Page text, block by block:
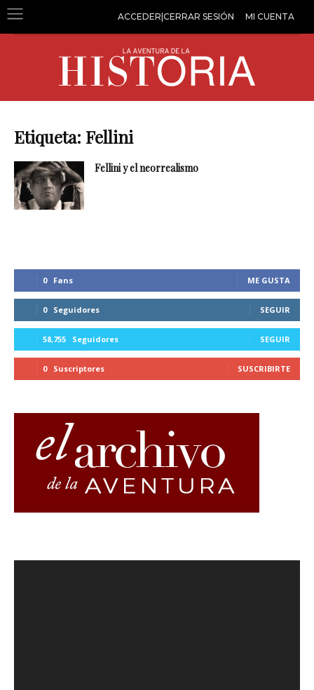
ACCEDER|CERRAR SESIÓN MI CUENTA
Etiqueta: Fellini
Fellini y el neorrealismo
0 Fans ME GUSTA
0 Seguidores SEGUIR
58,755 Seguidores SEGUIR
0 Suscriptores SUSCRIBIRTE